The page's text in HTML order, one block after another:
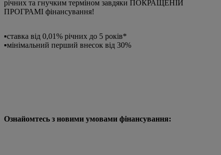
річних та гнучким терміном завдяки ПОКРАЩЕНІЙ
ПРОГРАМІ фінансування!
▪️ставка від 0,01% річних до 5 років*
▪️мінімальний перший внесок від 30%
Ознайомтесь з новими умовами фінансування: